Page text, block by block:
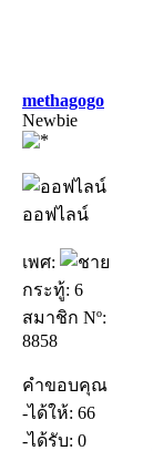
methagogo
Newbie
ออฟไลน์
เพศ:
กระทู้: 6
สมาชิก Nº:
8858
คำขอบคุณ
-ได้ให้: 66
-ได้รับ: 0